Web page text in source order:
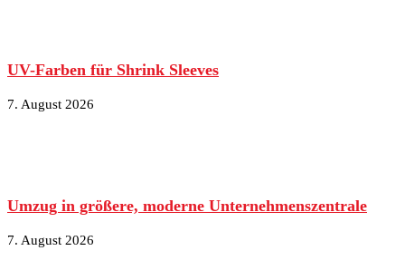
UV-Farben für Shrink Sleeves
7. August 2026
Umzug in größere, moderne Unternehmenszentrale
7. August 2026